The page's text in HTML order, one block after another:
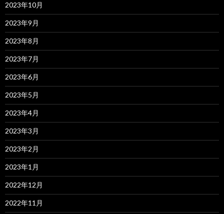
2023年10月
2023年9月
2023年8月
2023年7月
2023年6月
2023年5月
2023年4月
2023年3月
2023年2月
2023年1月
2022年12月
2022年11月